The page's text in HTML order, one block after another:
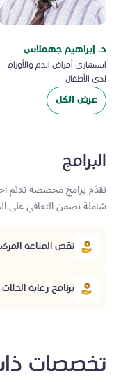
د. إبراهيم جهملاس
استشاري أمراض الدم والأورام
لدى الأطفال
عرض الكل
البرامج
نقدّم برامج مخصصة تلائم
شاملة تضمن التعافي على
نقص المناعة
برنامج رعاية
تخصصات